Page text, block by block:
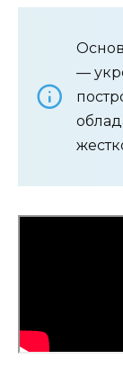
—